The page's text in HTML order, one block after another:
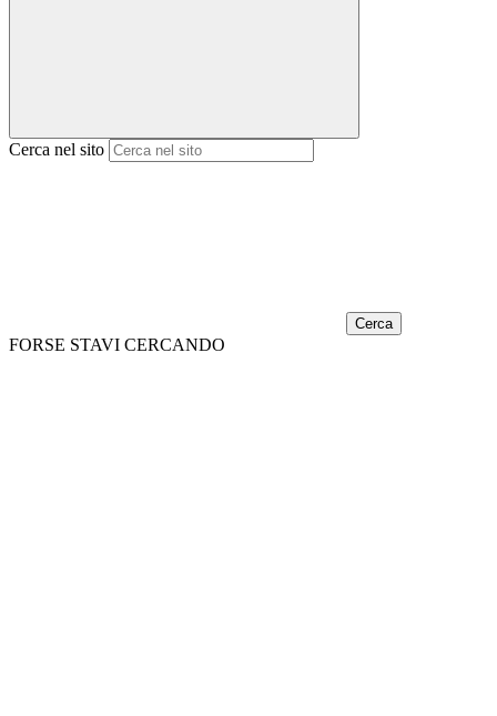
Cerca nel sito
Cerca
FORSE STAVI CERCANDO